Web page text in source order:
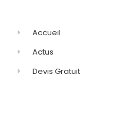
Accueil
Actus
Devis Gratuit